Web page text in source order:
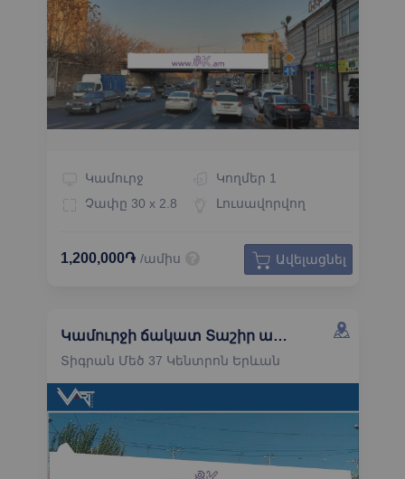
Կամուրջ
Չափը 30 x 2.8
Կողմեր 1
Լուսավորվող
Ավելացնել
1,200,000֏ /ամիս
Կամուրջի ճակատ Տաշիր առևտրի կենտրոնի դիմաց
Տիգրան Մեծ 37 Կենտրոն Երևան